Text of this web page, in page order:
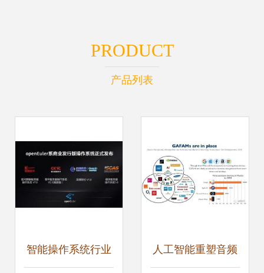
PRODUCT
产品列表
智能操作系统行业 人工智能重塑音频